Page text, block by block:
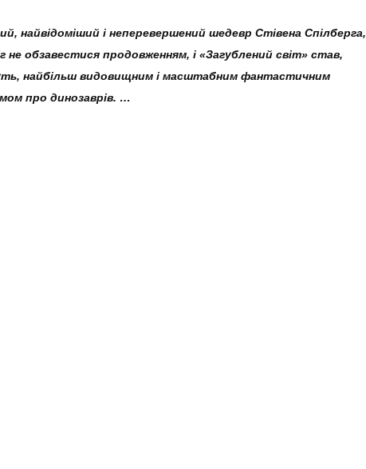
найвідоміший і неперевершений шедевр Стівена Спілберга,
не обзавестися продовженням, і «Загублений світ» став,
найбільш видовищним і масштабним фантастичним
про динозаврів. …